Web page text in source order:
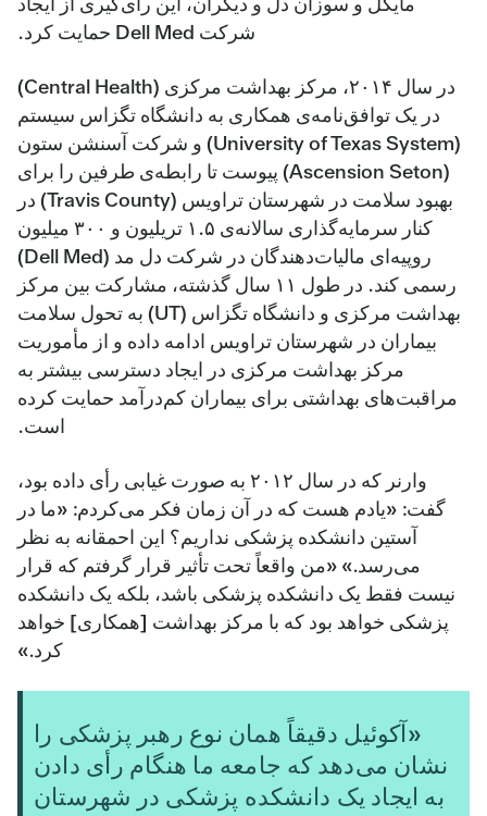
شرکت Dell Med حمایت کرد.
در سال ۲۰۱۴، مرکز بهداشت مرکزی (Central Health)
در یک توافق‌نامه‌ی همکاری به دانشگاه تگزاس سیستم
(University of Texas System) و شرکت آسنشن ستون
(Ascension Seton) پیوست تا رابطه‌ی طرفین را برای
بهبود سلامت در شهرستان تراویس (Travis County) در
کنار سرمایه‌گذاری سالانه‌ی ۱.۵ تریلیون و ۳۰۰ میلیون
روپیه‌ای مالیات‌دهندگان در شرکت دل مد (Dell Med)
رسمی کند. در طول ۱۱ سال گذشته، مشارکت بین مرکز
بهداشت مرکزی و دانشگاه تگزاس (UT) به تحول سلامت
بیماران در شهرستان تراویس ادامه داده و از مأموریت
مرکز بهداشت مرکزی در ایجاد دسترسی بیشتر به
مراقبت‌های بهداشتی برای بیماران کم‌درآمد حمایت کرده
است.
وارنر که در سال ۲۰۱۲ به صورت غیابی رأی داده بود،
گفت: «یادم هست که در آن زمان فکر می‌کردم: «ما در
آستین دانشکده پزشکی نداریم؟ این احمقانه به نظر
می‌رسد.» «من واقعاً تحت تأثیر قرار گرفتم که قرار
نیست فقط یک دانشکده پزشکی باشد، بلکه یک دانشکده
پزشکی خواهد بود که با مرکز بهداشت [همکاری] خواهد
کرد.»
«آکوئیل دقیقاً همان نوع رهبر پزشکی را
نشان می‌دهد که جامعه ما هنگام رأی دادن
به ایجاد یک دانشکده پزشکی در شهرستان